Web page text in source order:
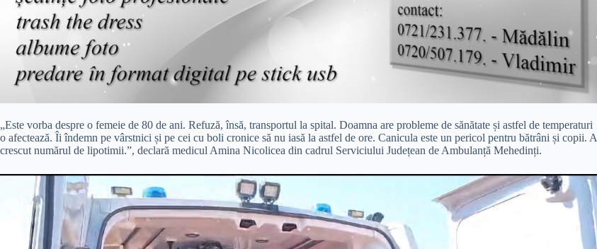
„Este vorba despre o femeie de 80 de ani. Refuză, însă, transportul la spital. Doamna are probleme de sănătate și astfel de temperaturi
o afectează. Îi îndemn pe vârstnici și pe cei cu boli cronice să nu iasă la astfel de ore. Canicula este un pericol pentru bătrâni și copii. A
crescut numărul de lipotimii.”, declară medicul Amina Nicolicea din cadrul Serviciului Județean de Ambulanță Mehedinți.